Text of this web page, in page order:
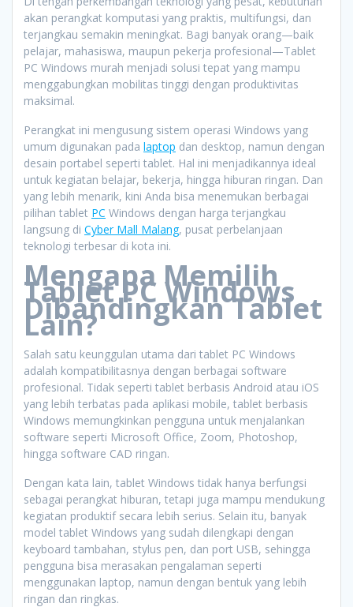
akan perangkat komputasi yang praktis, multifungsi, dan
terjangkau semakin meningkat. Bagi banyak orang—baik
pelajar, mahasiswa, maupun pekerja profesional—Tablet
PC Windows murah menjadi solusi tepat yang mampu
menggabungkan mobilitas tinggi dengan produktivitas
maksimal.
Perangkat ini mengusung sistem operasi Windows yang
umum digunakan pada laptop dan desktop, namun dengan
desain portabel seperti tablet. Hal ini menjadikannya ideal
untuk kegiatan belajar, bekerja, hingga hiburan ringan. Dan
yang lebih menarik, kini Anda bisa menemukan berbagai
pilihan tablet PC Windows dengan harga terjangkau
langsung di Cyber Mall Malang, pusat perbelanjaan
teknologi terbesar di kota ini.
Mengapa Memilih
Tablet PC Windows
Dibandingkan Tablet
Lain?
Salah satu keunggulan utama dari tablet PC Windows
adalah kompatibilitasnya dengan berbagai software
profesional. Tidak seperti tablet berbasis Android atau iOS
yang lebih terbatas pada aplikasi mobile, tablet berbasis
Windows memungkinkan pengguna untuk menjalankan
software seperti Microsoft Office, Zoom, Photoshop,
hingga software CAD ringan.
Dengan kata lain, tablet Windows tidak hanya berfungsi
sebagai perangkat hiburan, tetapi juga mampu mendukung
kegiatan produktif secara lebih serius. Selain itu, banyak
model tablet Windows yang sudah dilengkapi dengan
keyboard tambahan, stylus pen, dan port USB, sehingga
pengguna bisa merasakan pengalaman seperti
menggunakan laptop, namun dengan bentuk yang lebih
ringan dan ringkas.